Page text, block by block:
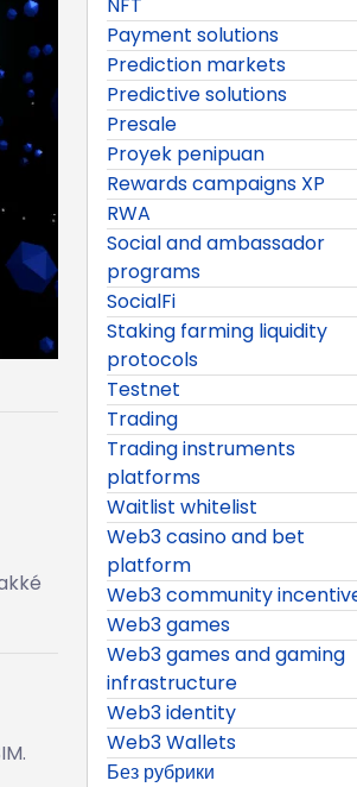
Payment solutions
Prediction markets
Predictive solutions
Presale
Proyek penipuan
Rewards campaigns XP
RWA
Social and ambassador
programs
SocialFi
Staking farming liquidity
protocols
Testnet
Trading
Trading instruments
platforms
Waitlist whitelist
Web3 casino and bet
platform
Web3 community
Web3 games
Web3 games and gaming
infrastructure
Web3 identity
Web3 Wallets
Без рубрики